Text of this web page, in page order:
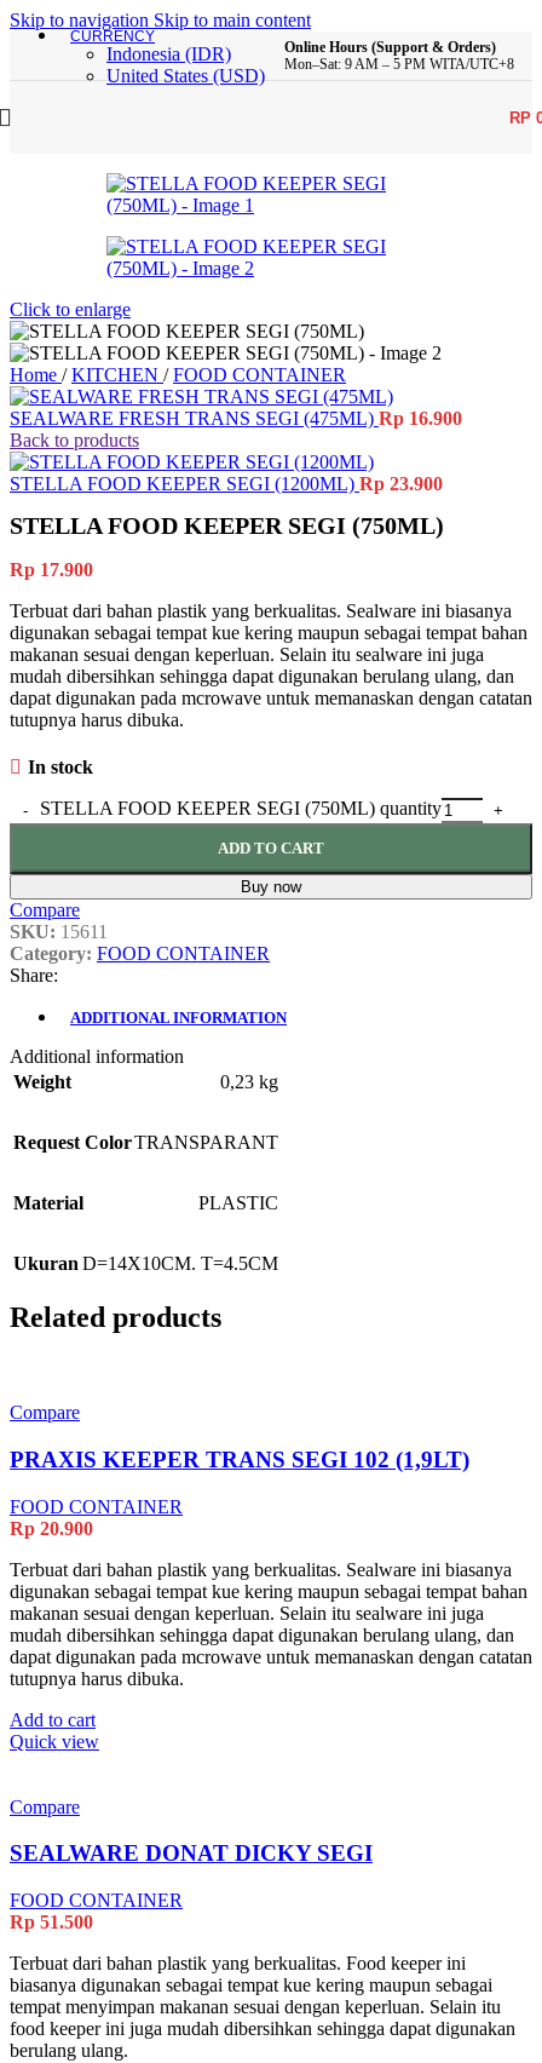
Skip to navigation Skip to main content
CURRENCY
Indonesia (IDR)
United States (USD)
Online Hours (Support & Orders)
Mon–Sat: 9 AM – 5 PM WITA/UTC+8
RP
Click to enlarge
Home / KITCHEN / FOOD CONTAINER
SEALWARE FRESH TRANS SEGI (475ML) Rp 16.900
Back to products
STELLA FOOD KEEPER SEGI (1200ML) Rp 23.900
STELLA FOOD KEEPER SEGI (750ML)
Rp 17.900
Terbuat dari bahan plastik yang berkualitas. Sealware ini biasanya
digunakan sebagai tempat kue kering maupun sebagai tempat bahan
makanan sesuai dengan keperluan. Selain itu sealware ini juga
mudah dibersihkan sehingga dapat digunakan berulang ulang, dan
dapat digunakan pada mcrowave untuk memanaskan dengan catatan
tutupnya harus dibuka.
In stock
STELLA FOOD KEEPER SEGI (750ML) quantity
ADD TO CART
Buy now
Compare
SKU: 15611
Category: FOOD CONTAINER
Share:
ADDITIONAL INFORMATION
Additional information
Weight
0,23 kg
Request ColorTRANSPARANT
Material PLASTIC
Ukuran D=14X10CM. T=4.5CM
Related products
Compare
PRAXIS KEEPER TRANS SEGI 102 (1,9LT)
FOOD CONTAINER
Rp 20.900
Terbuat dari bahan plastik yang berkualitas. Sealware ini biasanya
digunakan sebagai tempat kue kering maupun sebagai tempat bahan
makanan sesuai dengan keperluan. Selain itu sealware ini juga
mudah dibersihkan sehingga dapat digunakan berulang ulang, dan
dapat digunakan pada mcrowave untuk memanaskan dengan catatan
tutupnya harus dibuka.
Add to cart
Quick view
Compare
SEALWARE DONAT DICKY SEGI
FOOD CONTAINER
Rp 51.500
Terbuat dari bahan plastik yang berkualitas. Food keeper ini
biasanya digunakan sebagai tempat kue kering maupun sebagai
tempat menyimpan makanan sesuai dengan keperluan. Selain itu
food keeper ini juga mudah dibersihkan sehingga dapat digunakan
berulang ulang.